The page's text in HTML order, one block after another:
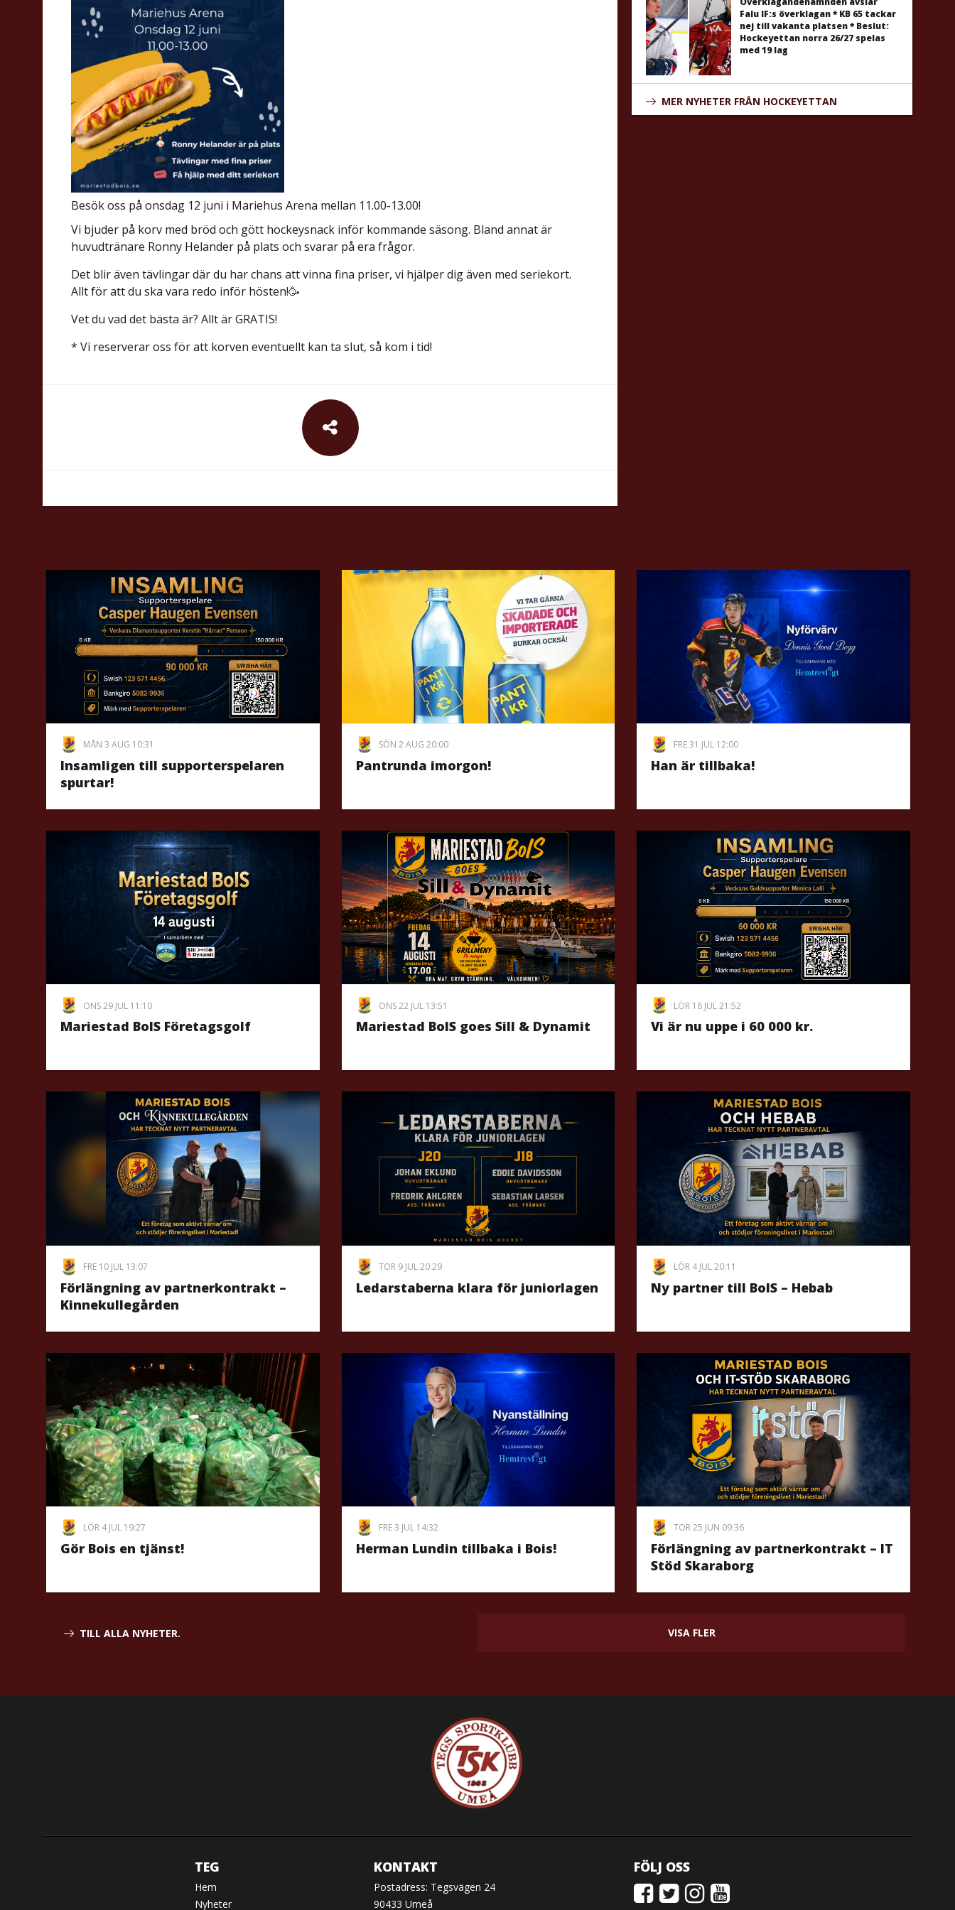
Besök oss på onsdag 12 juni i Mariehus Arena mellan 11.00-13.00!
Vi bjuder på korv med bröd och gött hockeysnack inför kommande säsong. Bland annat är
huvudtränare Ronny Helander på plats och svarar på era frågor.
Det blir även tävlingar där du har chans att vinna fina priser, vi hjälper dig även med seriekort.
Allt för att du ska vara redo inför hösten!🥳
Vet du vad det bästa är? Allt är GRATIS!
* Vi reserverar oss för att korven eventuellt kan ta slut, så kom i tid!
Falu IF:s överklagan * KB 65 tackar
nej till vakanta platsen * Beslut:
Hockeyettan norra 26/27 spelas
med 19 lag
MER NYHETER FRÅN HOCKEYETTAN
MÅN 3 AUG 10:31
Insamligen till supporterspelaren
spurtar!
SÖN 2 AUG 20:00
Pantrunda imorgon!
FRE 31 JUL 12:00
Han är tillbaka!
ONS 29 JUL 11:10
Mariestad BoIS Företagsgolf
ONS 22 JUL 13:51
Mariestad BoIS goes Sill & Dynamit
LÖR 18 JUL 21:52
Vi är nu uppe i 60 000 kr.
FRE 10 JUL 13:07
Förlängning av partnerkontrakt –
Kinnekullegården
TOR 9 JUL 20:29
Ledarstaberna klara för juniorlagen
LÖR 4 JUL 20:11
Ny partner till BoIS – Hebab
LÖR 4 JUL 19:27
Gör Bois en tjänst!
FRE 3 JUL 14:32
Herman Lundin tillbaka i Bois!
TOR 25 JUN 09:36
Förlängning av partnerkontrakt – IT
Stöd Skaraborg
VISA FLER
TILL ALLA NYHETER.
TEG
Hem
Nyheter
KONTAKT
Postadress: Tegsvägen 24
90433 Umeå
FÖLJ OSS